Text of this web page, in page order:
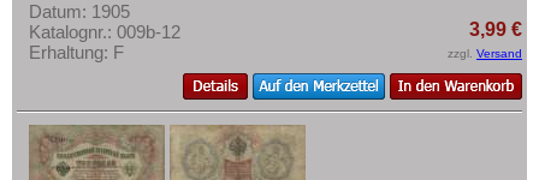
Datum: 1905
Katalognr.: 009b-12
Erhaltung: F
3,99 €
zzgl. Versand